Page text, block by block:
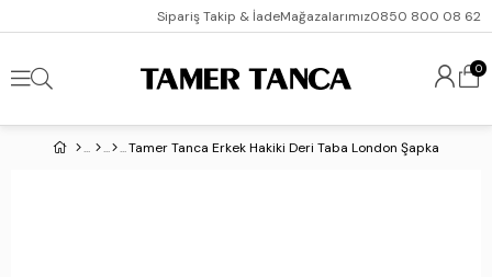
Sipariş Takip & İadeMağazalarımız0850 800 08 62
0
Tamer Tanca Erkek Hakiki Deri Taba London Şapka